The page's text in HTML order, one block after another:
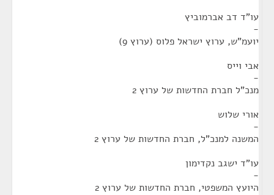
עו"ד דב אברמוביץ
-
יועמ"ש, ערוץ ישראל פלוס (ערוץ 9)
אבי וייס
-
מנכ"ל חברת החדשות של ערוץ 2
אורי שלוש
-
המשנה למנכ"ל, חברת החדשות של ערוץ 2
עו"ד ישגב נקדימון
-
היועץ המשפטי, חברת החדשות של ערוץ 2